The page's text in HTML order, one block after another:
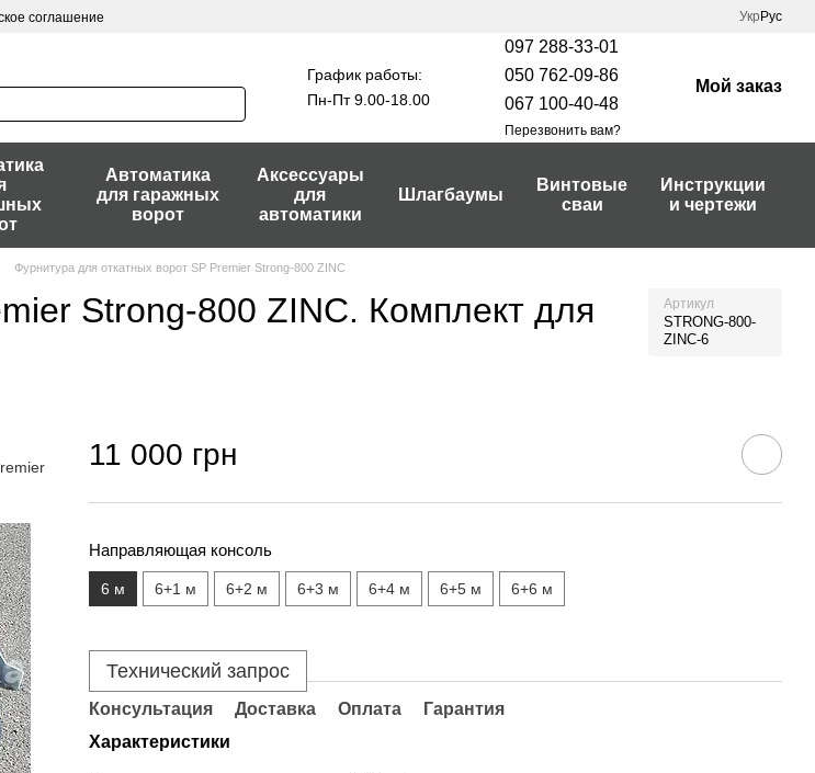
соглашение Укр Рус
График работы:
Пн-Пт 9.00-18.00
097 288-33-01
050 762-09-86
067 100-40-48
Перезвонить вам?
Мой заказ
Автоматика
для гаражных
ворот
Аксессуары
для
автоматики
Шлагбаумы
Винтовые
сваи
Инструкции
и чертежи
Фурнитура для откатных ворот SP Premier Strong-800 ZINC
Strong-800 ZINC. Комплект для
Артикул
STRONG-800-
ZINC-6
11 000 грн
Направляющая консоль
6 м 6+1 м 6+2 м 6+3 м 6+4 м 6+5 м 6+6 м
Технический запрос
Консультация Доставка Оплата
Гарантия
Характеристики